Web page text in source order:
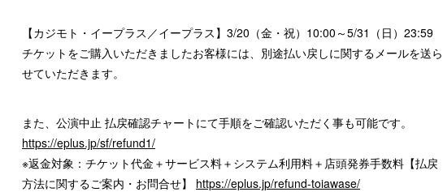
【カジモト・イープラス／イープラス】3/20（金・祝）10:00～5/31（日）23:59
チケットをご購入いただきましたお客様には、別途払い戻しに関するメールを送ら
せていただきます。
また、公演中止 払戻確認チャートにて手順をご確認いただく事も可能です。
https://eplus.jp/sf/refund1/
※返金対象：チケット代金＋サービス料＋システム利用料＋店頭発券手数料【払戻
方法に関するご案内・お問合せ】 https://eplus.jp/refund-toiawase/